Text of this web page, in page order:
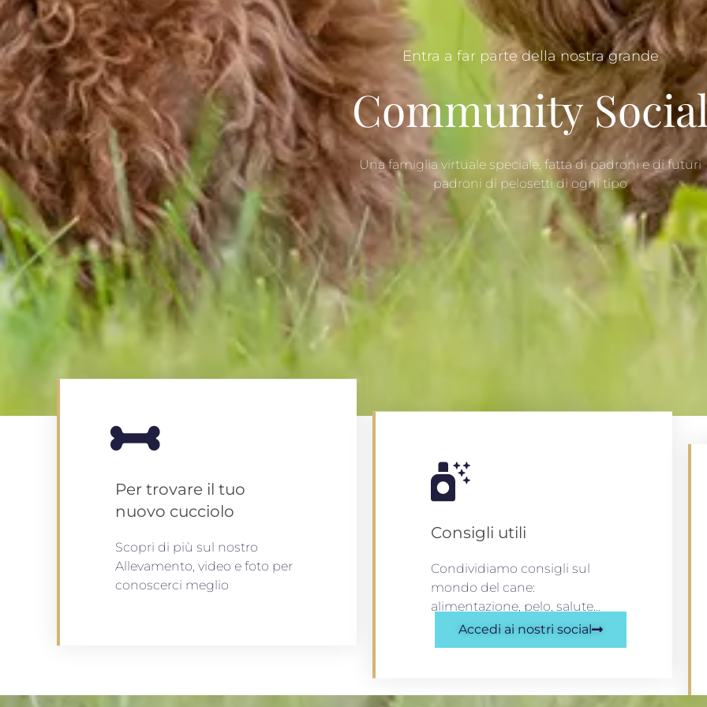
Entra a far parte della nostra grande
Community
Una famiglia virtuale speciale, fatta di padroni e di futuri
padroni di pelosetti di ogni tipo
Per trovare il tuo
nuovo cucciolo
Scopri di più sul nostro
Allevamento, video e foto per
conoscerci meglio
Consigli utili
Condividiamo consigli sul
mondo del cane:
alimentazione, pelo, salute…
Accedi ai nostri social